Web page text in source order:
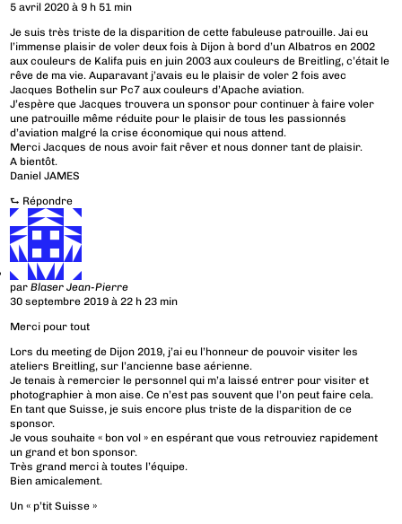
5 avril 2020 à 9 h 51 min
Je suis très triste de la disparition de cette fabuleuse patrouille. Jai eu
l’immense plaisir de voler deux fois à Dijon à bord d’un Albatros en 2002
aux couleurs de Kalifa puis en juin 2003 aux couleurs de Breitling, c’était le
rêve de ma vie. Auparavant j’avais eu le plaisir de voler 2 fois avec
Jacques Bothelin sur Pc7 aux couleurs d’Apache aviation.
J’espère que Jacques trouvera un sponsor pour continuer à faire voler
une patrouille même réduite pour le plaisir de tous les passionnés
d’aviation malgré la crise économique qui nous attend.
Merci Jacques de nous avoir fait rêver et nous donner tant de plaisir.
A bientôt.
Daniel JAMES
⮑ Répondre
parBlaser Jean-Pierre
30 septembre 2019 à 22 h 23 min
Merci pour tout
Lors du meeting de Dijon 2019, j’ai eu l’honneur de pouvoir visiter les
ateliers Breitling, sur l’ancienne base aérienne.
Je tenais à remercier le personnel qui m’a laissé entrer pour visiter et
photographier à mon aise. Ce n’est pas souvent que l’on peut faire cela.
En tant que Suisse, je suis encore plus triste de la disparition de ce
sponsor.
Je vous souhaite « bon vol » en espérant que vous retrouviez rapidement
un grand et bon sponsor.
Très grand merci à toutes l’équipe.
Bien amicalement.
Un « p’tit Suisse »